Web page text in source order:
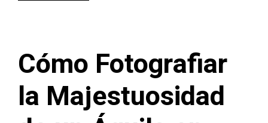
Cómo Fotografiar
la Majestuosidad